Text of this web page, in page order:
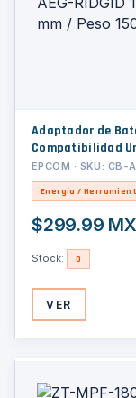
Adaptador de
Compatibilidad
107x76x28 mm /
EPCOM · SKU: CB-
Energía /
$299.99
Stock: 0
VER